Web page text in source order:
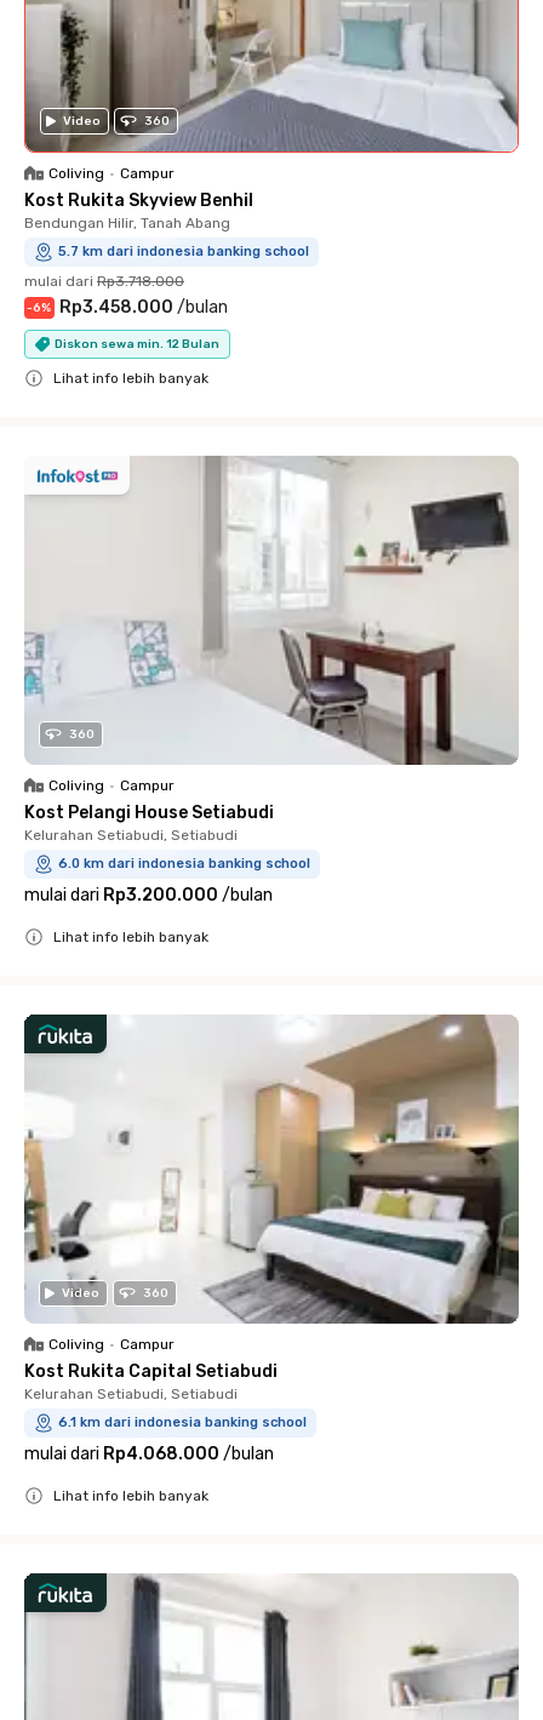
Video 360
Coliving • Campur
Kost Rukita Skyview Benhil
Bendungan Hilir, Tanah Abang
5.7 km dari indonesia banking school
mulai dari Rp3.718.000
-6% Rp3.458.000 /bulan
Diskon sewa min. 12 Bulan
Lihat info lebih banyak
360
Coliving • Campur
Kost Pelangi House Setiabudi
Kelurahan Setiabudi, Setiabudi
6.0 km dari indonesia banking school
mulai dari Rp3.200.000 /bulan
Lihat info lebih banyak
Video 360
Coliving • Campur
Kost Rukita Capital Setiabudi
Kelurahan Setiabudi, Setiabudi
6.1 km dari indonesia banking school
mulai dari Rp4.068.000 /bulan
Lihat info lebih banyak